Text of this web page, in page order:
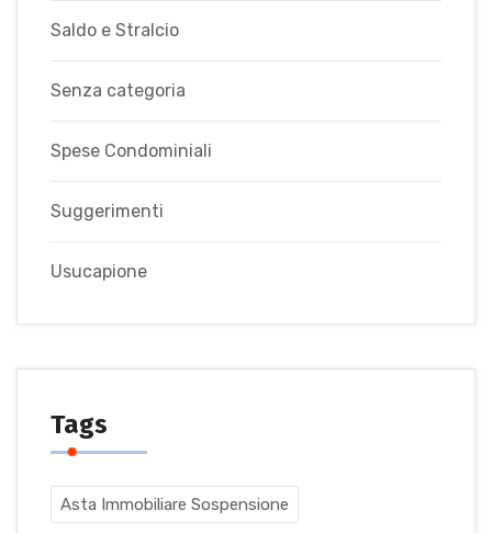
Saldo e Stralcio
Senza categoria
Spese Condominiali
Suggerimenti
Usucapione
Tags
Asta Immobiliare Sospensione